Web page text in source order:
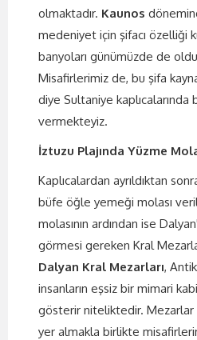
olmaktadır. Kaunos
medeniyet için şifacı özelliği
banyoları günümüzde de
Misafirlerimiz de, bu şifa
diye Sultaniye kaplıcalarında
vermekteyiz.
İztuzu Plajında Yüzme
Kaplıcalardan ayrıldıktan
büfe öğle yemeği molası
molasının ardından ise
görmesi gereken Kral
Dalyan Kral Mezarları,
insanların eşsiz bir mimari
gösterir niteliktedir. Mezarlar
yer almakla birlikte